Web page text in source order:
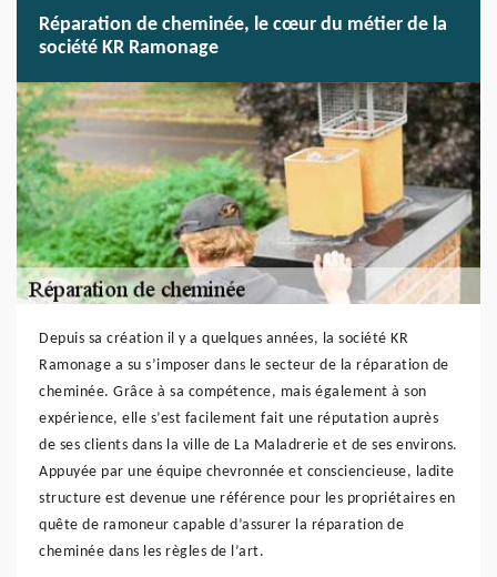
Réparation de cheminée, le cœur du métier de la
société KR Ramonage
Depuis sa création il y a quelques années, la société KR
Ramonage a su s’imposer dans le secteur de la réparation de
cheminée. Grâce à sa compétence, mais également à son
expérience, elle s’est facilement fait une réputation auprès
de ses clients dans la ville de La Maladrerie et de ses environs.
Appuyée par une équipe chevronnée et consciencieuse, ladite
structure est devenue une référence pour les propriétaires en
quête de ramoneur capable d’assurer la réparation de
cheminée dans les règles de l’art.